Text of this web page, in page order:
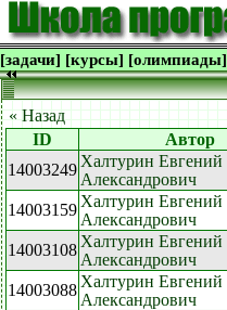
[задачи] [курсы] [олимпиады]
« Назад
ID Автор
14003249 Халтурин Евгений
Александрович
14003159 Халтурин Евгений
Александрович
14003108 Халтурин Евгений
Александрович
14003088 Халтурин Евгений
Александрович